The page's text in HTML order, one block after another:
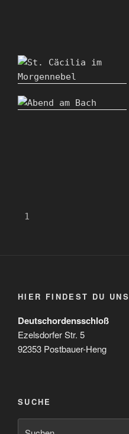
1
HIER FINDEST DU UNS
Deutschordensschloß
Ezelsdorfer Str. 5
92353 Postbauer-Heng
SUCHE